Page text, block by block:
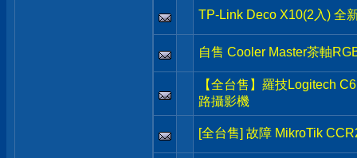
TP-Link Deco X10(2入) 全
自售 Cooler Master茶軸
【全台售】羅技Logitech
路攝影機
[全台售] 故障 MikroTik